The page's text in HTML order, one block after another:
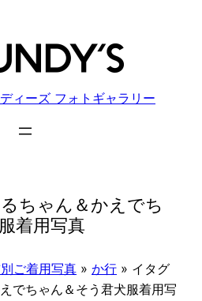
ィーズ フォトギャラリー
ちゃん＆かえでち
着用写真
ご着用写真 » か行 » イタグ
でちゃん＆そう君犬服着用写